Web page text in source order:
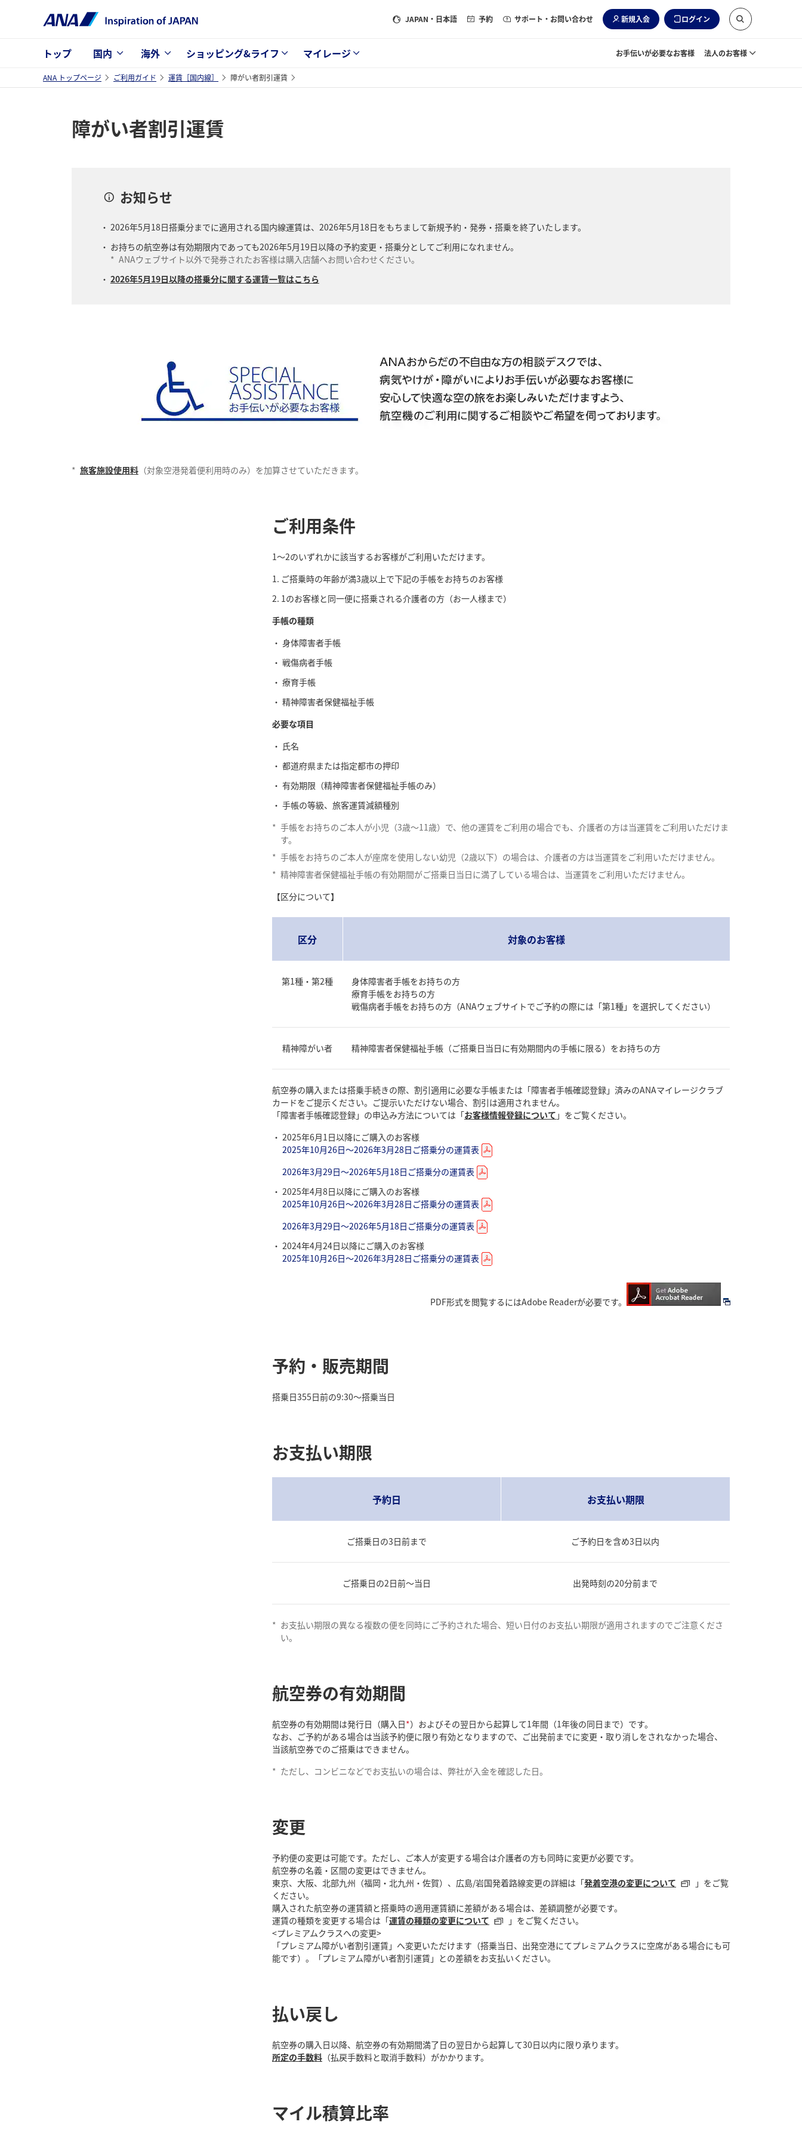
JAPAN ・日本語 予約 サポート・お問い合わせ 新規入会 ログイン
トップ 国内 海外 ショッピング&ライフ マイレージ お手伝いが必要なお客様 法人のお客様
ANA トップページ ご利用ガイド 運賃［国内線］ 障がい者割引運賃
障がい者割引運賃
お知らせ
2026年5月18日搭乗分までに適用される国内線運賃は、2026年5月18日をもちまして新規予約・発券・搭乗を終了いたします。
お持ちの航空券は有効期限内であっても2026年5月19日以降の予約変更・搭乗分としてご利用になれません。
* ANAウェブサイト以外で発券されたお客様は購入店舗へお問い合わせください。
2026年5月19日以降の搭乗分に関する運賃一覧はこちら
* 旅客施設使用料 （対象空港発着便利用時のみ）を加算させていただきます。
ご利用条件
1～2のいずれかに該当するお客様がご利用いただけます。
ご搭乗時の年齢が満3歳以上で下記の手帳をお持ちのお客様
1のお客様と同一便に搭乗される介護者の方（お一人様まで）
手帳の種類
身体障害者手帳
戦傷病者手帳
療育手帳
精神障害者保健福祉手帳
必要な項目
氏名
都道府県または指定都市の押印
有効期限（精神障害者保健福祉手帳のみ）
手帳の等級、旅客運賃減額種別
* 手帳をお持ちのご本人が小児（3歳～11歳）で、他の運賃をご利用の場合でも、介護者の方は当運賃をご利用いただけま
す。
* 手帳をお持ちのご本人が座席を使用しない幼児（2歳以下）の場合は、介護者の方は当運賃をご利用いただけません。
* 精神障害者保健福祉手帳の有効期間がご搭乗日当日に満了している場合は、当運賃をご利用いただけません。
【区分について】
区分 対象のお客様
第1種・第2種
身体障害者手帳をお持ちの方
療育手帳をお持ちの方
戦傷病者手帳をお持ちの方（ANAウェブサイトでご予約の際には「第1種」を選択してください）
精神障がい者 精神障害者保健福祉手帳（ご搭乗日当日に有効期間内の手帳に限る）をお持ちの方
航空券の購入または搭乗手続きの際、割引適用に必要な手帳または「障害者手帳確認登録」済みのANAマイレージクラブ
カードをご提示ください。ご提示いただけない場合、割引は適用されません。
「障害者手帳確認登録」の申込み方法については「お客様情報登録について 」をご覧ください。
2025年6月1日以降にご購入のお客様
2025年10月26日～2026年3月28日ご搭乗分の運賃表
2026年3月29日～2026年5月18日ご搭乗分の運賃表
2025年4月8日以降にご購入のお客様
2025年10月26日～2026年3月28日ご搭乗分の運賃表
2026年3月29日～2026年5月18日ご搭乗分の運賃表
2024年4月24日以降にご購入のお客様
2025年10月26日～2026年3月28日ご搭乗分の運賃表
PDF形式を閲覧するにはAdobe Readerが必要です。
予約・販売期間
搭乗日355日前の9:30～搭乗当日
お支払い期限
予約日 お支払い期限
ご搭乗日の3日前まで ご予約日を含め3日以内
ご搭乗日の2日前～当日 出発時刻の20分前まで
* お支払い期限の異なる複数の便を同時にご予約された場合、短い日付のお支払い期限が適用されますのでご注意くださ
い。
航空券の有効期間
航空券の有効期間は発行日（購入日*）およびその翌日から起算して1年間（1年後の同日まで）です。
なお、ご予約がある場合は当該予約便に限り有効となりますので、ご出発前までに変更・取り消しをされなかった場合、
当該航空券でのご搭乗はできません。
* ただし、コンビニなどでお支払いの場合は、弊社が入金を確認した日。
変更
予約便の変更は可能です。ただし、ご本人が変更する場合は介護者の方も同時に変更が必要です。
航空券の名義・区間の変更はできません。
東京、大阪、北部九州（福岡・北九州・佐賀）、広島/岩国発着路線変更の詳細は「発着空港の変更について
」をご覧
ください。
購入された航空券の運賃額と搭乗時の適用運賃額に差額がある場合は、差額調整が必要です。
運賃の種類を変更する場合は「運賃の種類の変更について
」をご覧ください。
<プレミアムクラスへの変更>
「プレミアム障がい者割引運賃」へ変更いただけます（搭乗当日、出発空港にてプレミアムクラスに空席がある場合にも可
能です）。「プレミアム障がい者割引運賃」との差額をお支払いください。
払い戻し
航空券の購入日以降、航空券の有効期間満了日の翌日から起算して30日以内に限り承ります。
所定の手数料 （払戻手数料と取消手数料）がかかります。
マイル積算比率